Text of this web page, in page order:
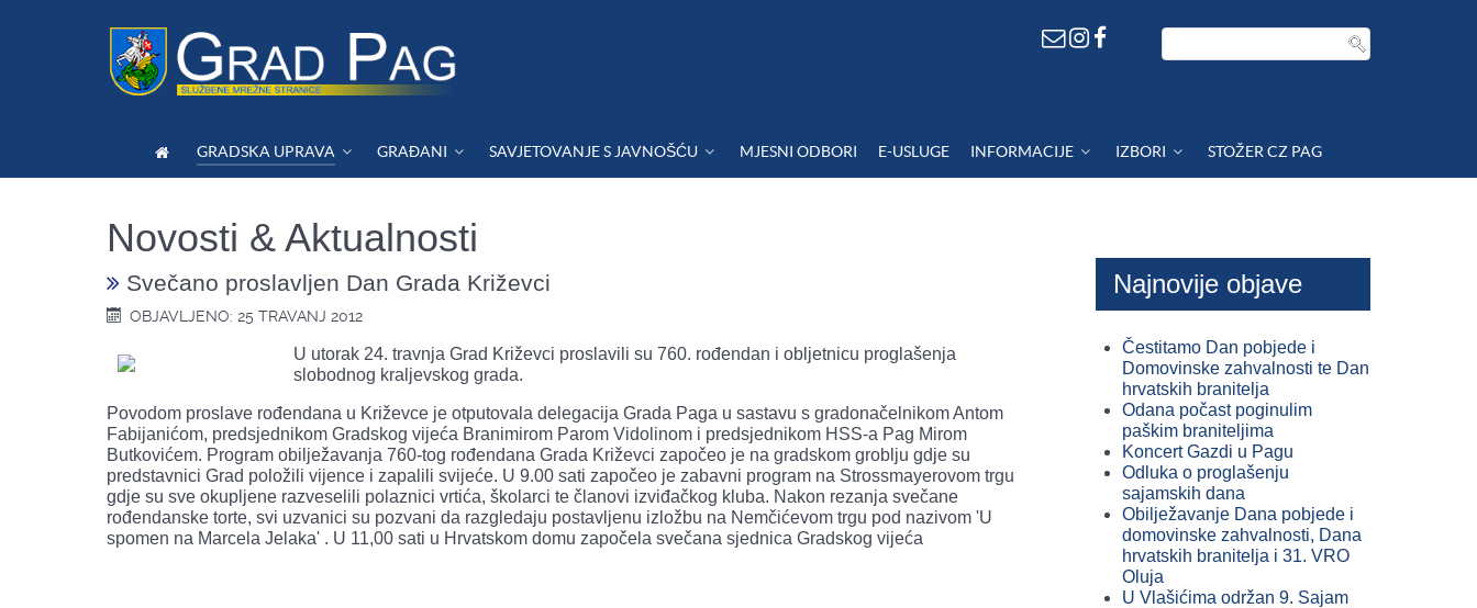
GRADSKA UPRAVA GRAĐANI SAVJETOVANJE S JAVNOŠĆU MJESNI ODBORI E-USLUGE INFORMACIJE IZBORI STOŽER CZ PAG
Novosti & Aktualnosti
Svečano proslavljen Dan Grada Križevci
OBJAVLJENO: 25 TRAVANJ 2012
U utorak 24. travnja Grad Križevci proslavili su 760. rođendan i obljetnicu proglašenja
slobodnog kraljevskog grada.
Povodom proslave rođendana u Križevce je otputovala delegacija Grada Paga u sastavu s gradonačelnikom Antom
Fabijanićom, predsjednikom Gradskog vijeća Branimirom Parom Vidolinom i predsjednikom HSS-a Pag Mirom
Butkovićem. Program obilježavanja 760-tog rođendana Grada Križevci započeo je na gradskom groblju gdje su
predstavnici Grad položili vijence i zapalili svijeće. U 9.00 sati započeo je zabavni program na Strossmayerovom trgu
gdje su sve okupljene razveselili polaznici vrtića, školarci te članovi izviđačkog kluba. Nakon rezanja svečane
rođendanske torte, svi uzvanici su pozvani da razgledaju postavljenu izložbu na Nemčićevom trgu pod nazivom 'U
spomen na Marcela Jelaka' . U 11,00 sati u Hrvatskom domu započela svečana sjednica Gradskog vijeća
Najnovije objave
Čestitamo Dan pobjede i
Domovinske zahvalnosti te Dan
hrvatskih branitelja
Odana počast poginulim
paškim braniteljima
Koncert Gazdi u Pagu
Odluka o proglašenju
sajamskih dana
Obilježavanje Dana pobjede i
domovinske zahvalnosti, Dana
hrvatskih branitelja i 31. VRO
Oluja
U Vlašićima održan 9. Sajam